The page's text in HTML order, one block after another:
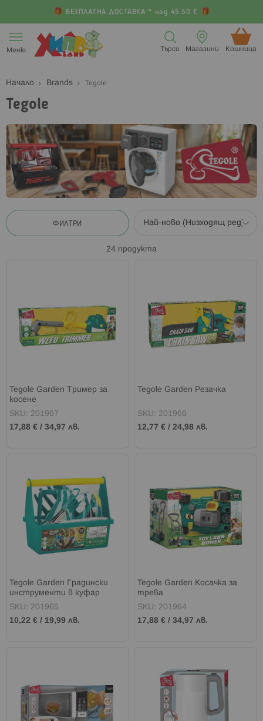
БЕЗПЛАТНА ДОСТАВКА * над 45.50 €
към
съдържанието
Меню Кошница (
Магазини
Търси
Начало Brands Tegole
Tegole
ФИЛТРИ
24 продукта
Tegole Garden Тример за
косене
SKU: 201967
17,88 € / 34,97 лв.
Tegole Garden Резачка
SKU: 201966
12,77 € /24,98 лв.
Tegole Garden Градински
инструменти в куфар
SKU: 201965
10,22 € / 19,99 лв.
Tegole Garden Косачка за
трева
SKU: 201964
17,88 € /34,97 лв.